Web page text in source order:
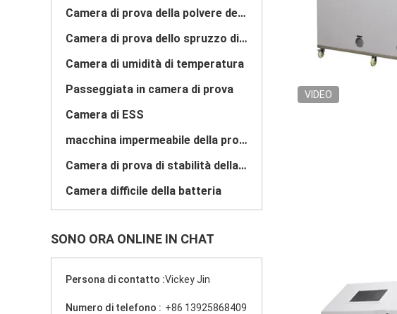
Camera di prova della polvere della sabbia
Camera di prova dello spruzzo di sale
Camera di umidità di temperatura
Passeggiata in camera di prova
Camera di ESS
macchina impermeabile della prova
Camera di prova di stabilità della droga
Camera difficile della batteria
SONO ORA ONLINE IN CHAT
Persona di contatto :Vickey Jin
Numero di telefono : +86 13925868409
VIDEO